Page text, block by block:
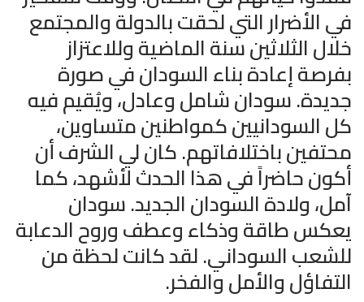
في الأضرار التي لحقت بالدولة والمجتمع
خلال الثلاثين سنة الماضية وللاعتزاز
بفرصة إعادة بناء السودان في صورة
جديدة. سودان شامل وعادل، ويُقيم فيه
كل السودانيين كمواطنين متساوين،
محتفين باختلافاتهم. كان لي الشرف أن
أكون حاضراً في هذا الحدث لأشهد، كما
آمل، ولادة السودان الجديد. سودان
يعكس طاقة وذكاء وعطف وروح الدعابة
للشعب السوداني. لقد كانت لحظة من
التفاؤل والأمل والفخر.